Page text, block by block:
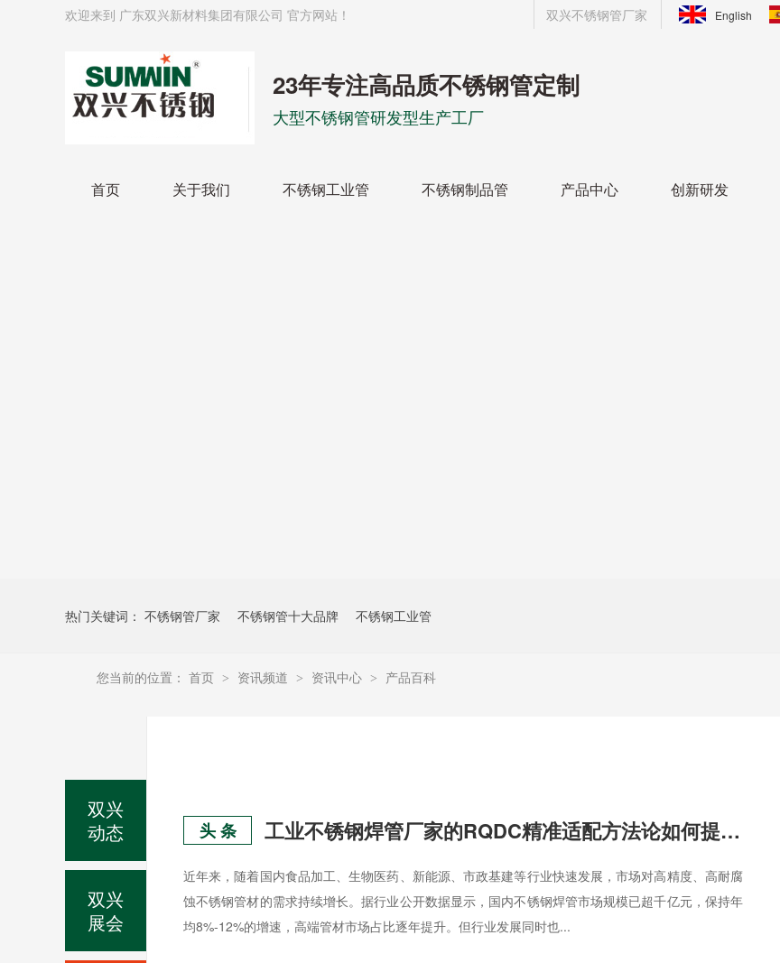
双兴不锈钢管厂家 English
欢迎来到 广东双兴新材料集团有限公司 官方网站！
23年专注高品质不锈钢管定制
大型不锈钢管研发型生产工厂
首页 关于我们 不锈钢工业管 不锈钢制品管 产品中心 创新研发
热门关键词： 不锈钢管厂家 不锈钢管十大品牌 不锈钢工业管
您当前的位置： 首页 > 资讯频道 > 资讯中心 > 产品百科
头 条 工业不锈钢焊管厂家的RQDC精准适配方法论如何提升客户价值？
近年来，随着国内食品加工、生物医药、新能源、市政基建等行业快速发展，市场对高精度、高耐腐
蚀不锈钢管材的需求持续增长。据行业公开数据显示，国内不锈钢焊管市场规模已超千亿元，保持年
均8%-12%的增速，高端管材市场占比逐年提升。但行业发展同时也...
双兴
动态
双兴
展会